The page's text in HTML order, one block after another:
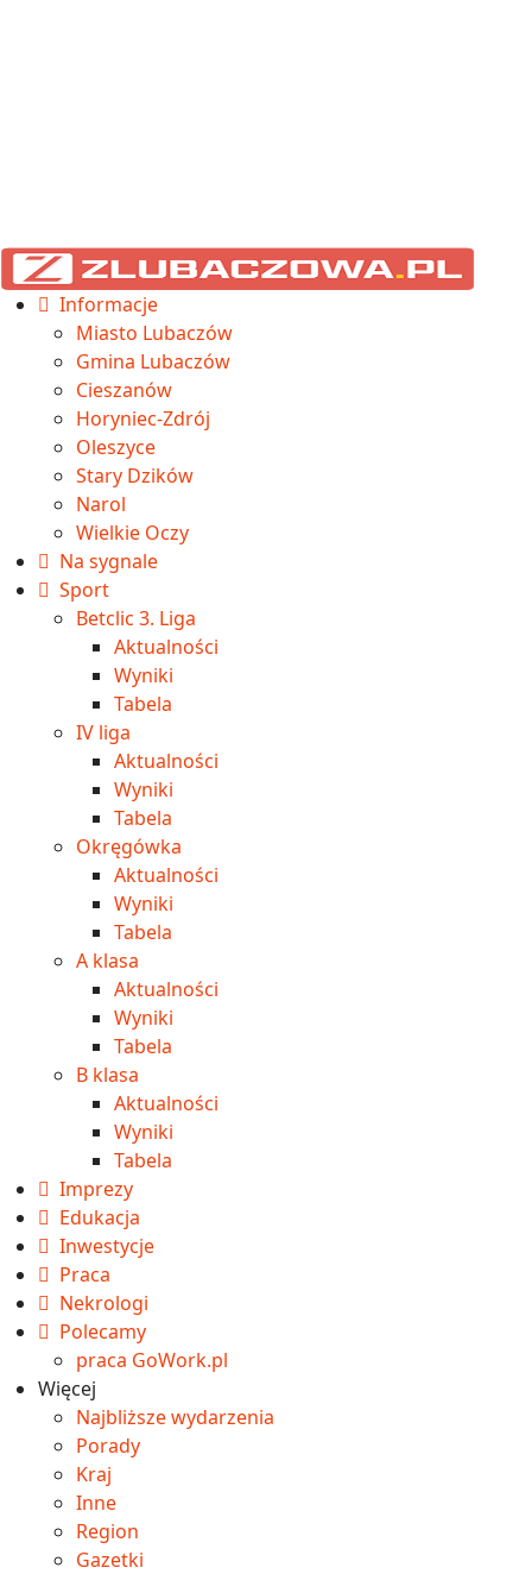
Informacje
Miasto Lubaczów
Gmina Lubaczów
Cieszanów
Horyniec-Zdrój
Oleszyce
Stary Dzików
Narol
Wielkie Oczy
Na sygnale
Sport
Betclic 3. Liga
Aktualności
Wyniki
Tabela
IV liga
Aktualności
Wyniki
Tabela
Okręgówka
Aktualności
Wyniki
Tabela
A klasa
Aktualności
Wyniki
Tabela
B klasa
Aktualności
Wyniki
Tabela
Imprezy
Edukacja
Inwestycje
Praca
Nekrologi
Polecamy
praca GoWork.pl
Więcej
Najbliższe wydarzenia
Porady
Kraj
Inne
Region
Gazetki